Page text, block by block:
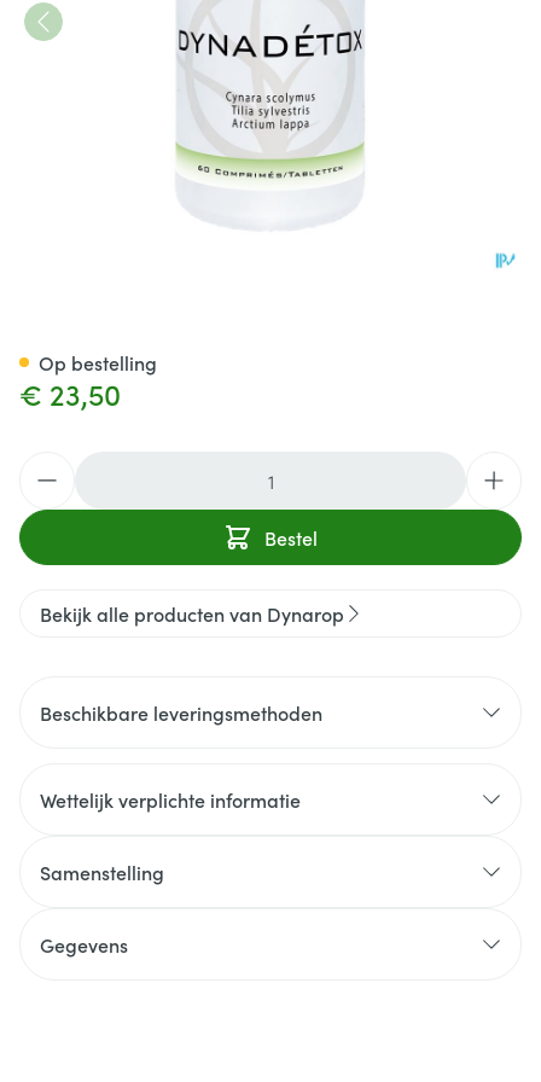
€ 23,50
Bestel
Op bestelling
Bekijk alle producten van Dynarop
Beschikbare leveringsmethoden
Wettelijk verplichte informatie
Samenstelling
Gegevens